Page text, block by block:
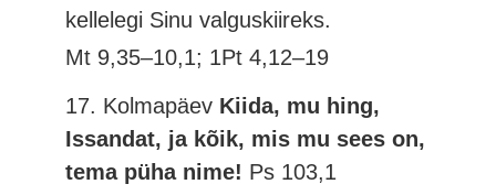
kellelegi Sinu valguskiireks.
Mt 9,35–10,1; 1Pt 4,12–19
17. Kolmapäev Kiida, mu hing,
Issandat, ja kõik, mis mu sees on,
tema püha nime! Ps 103,1